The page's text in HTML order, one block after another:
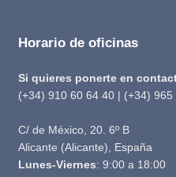
Horario de oficinas
Si quieres ponerte en
(+34) 910 60 64 40 | (+34) 965
C/ de México, 20. 6º B
Alicante (Alicante), España
Lunes-Viernes: 9:00 a 18:00